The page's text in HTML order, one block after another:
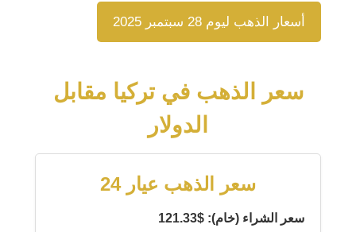
أسعار الذهب ليوم 28 سبتمبر 2025
سعر الذهب في تركيا مقابل
الدولار
سعر الذهب عيار 24
سعر الشراء (خام): $121.33